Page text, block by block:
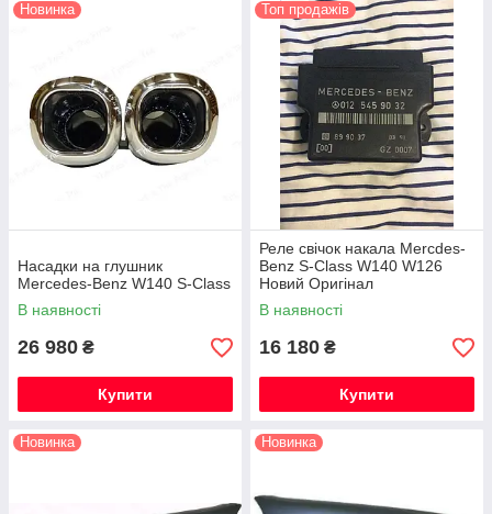
Новинка
Насадки на глушник
Mercedes-Benz W140 S-Class
В наявності
26 980 ₴
Купити
Топ продажів
Реле свічок накала Mercdes-
Benz S-Class W140 W126
Новий Оригінал
В наявності
16 180 ₴
Купити
Новинка Новинка